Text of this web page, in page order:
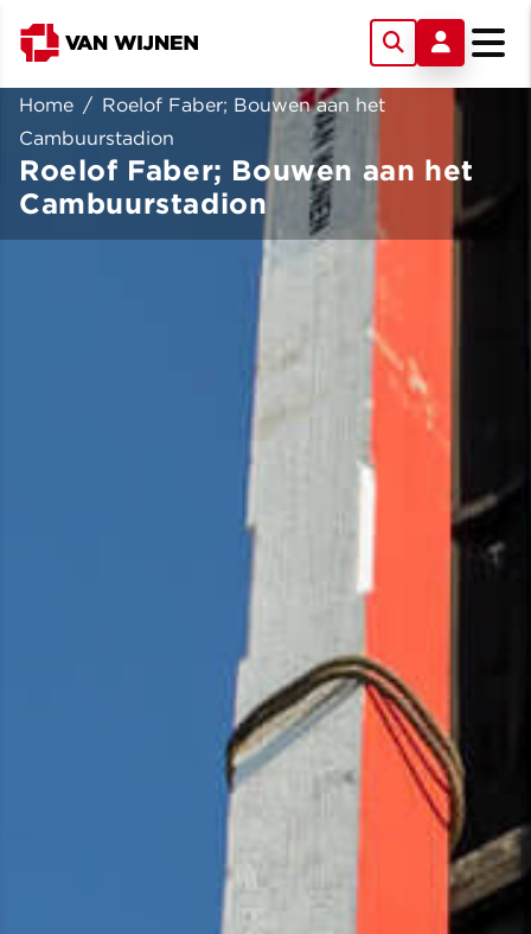
Home / Roelof Faber; Bouwen aan het
Cambuurstadion
Roelof Faber; Bouwen aan het
Cambuurstadion